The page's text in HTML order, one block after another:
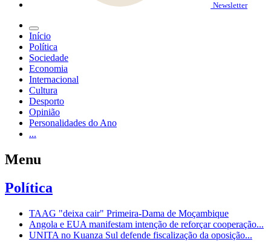
Newsletter
Início
Política
Sociedade
Economia
Internacional
Cultura
Desporto
Opinião
Personalidades do Ano
...
Menu
Política
TAAG "deixa cair" Primeira-Dama de Moçambique
Angola e EUA manifestam intenção de reforçar cooperação...
UNITA no Kuanza Sul defende fiscalização da oposição...